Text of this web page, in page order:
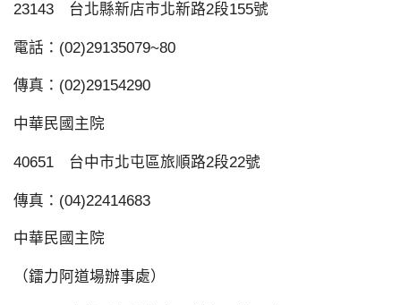
23143 台北縣新店市北新路2段155號
電話：(02)29135079~80
傳真：(02)29154290
中華民國主院
40651 台中市北屯區旅順路2段22號
傳真：(04)22414683
中華民國主院
（鐳力阿道場辦事處）